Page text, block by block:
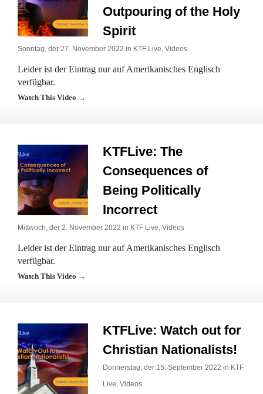
Outpouring of the Holy
Spirit
Sonntag, der 27. November 2022 in KTF Live, Videos
Leider ist der Eintrag nur auf Amerikanisches Englisch
verfügbar.
Watch This Video →
KTFLive: The
Consequences of
Being Politically
Incorrect
Mittwoch, der 2. November 2022 in KTF Live, Videos
Leider ist der Eintrag nur auf Amerikanisches Englisch
verfügbar.
Watch This Video →
KTFLive: Watch out for
Christian Nationalists!
Donnerstag, der 15. September 2022 in KTF
Live, Videos